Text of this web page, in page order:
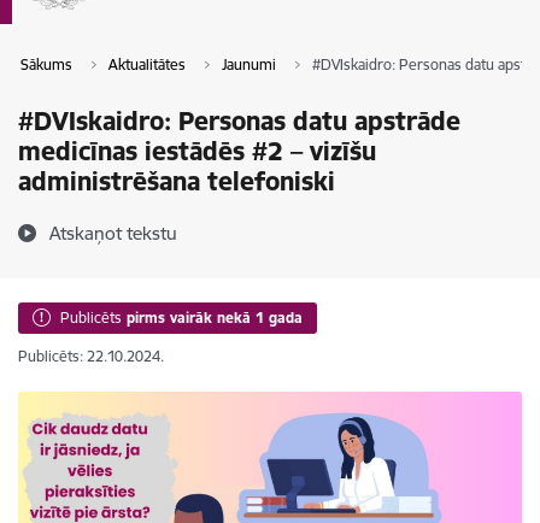
Sākums Aktualitātes Jaunumi #DVIskaidro: Personas datu
#DVIskaidro: Personas datu apstrāde
medicīnas iestādēs #2 – vizīšu
administrēšana telefoniski
Atskaņot tekstu
Publicēts pirms vairāk nekā 1 gada
Publicēts: 22.10.2024.